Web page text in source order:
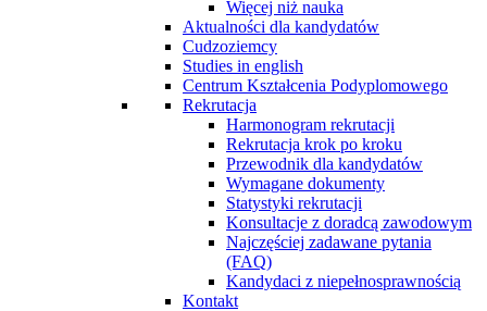
Więcej niż nauka
Aktualności dla kandydatów
Cudzoziemcy
Studies in english
Centrum Kształcenia Podyplomowego
Rekrutacja
Harmonogram rekrutacji
Rekrutacja krok po kroku
Przewodnik dla kandydatów
Wymagane dokumenty
Statystyki rekrutacji
Konsultacje z doradcą zawodowym
Najczęściej zadawane pytania
(FAQ)
Kandydaci z niepełnosprawnością
Kontakt